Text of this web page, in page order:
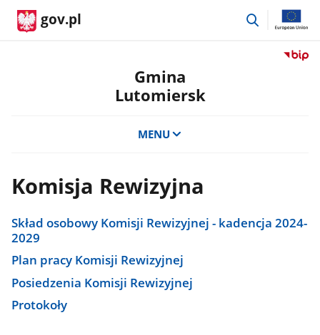
gov.pl
przejdź
Przejdź
Gmina
Lutomiersk
MENU
Komisja Rewizyjna
Skład osobowy Komisji Rewizyjnej - kadencja 2024-
2029
Plan pracy Komisji Rewizyjnej
Posiedzenia Komisji Rewizyjnej
Protokoły